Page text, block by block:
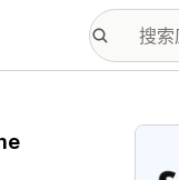
配图